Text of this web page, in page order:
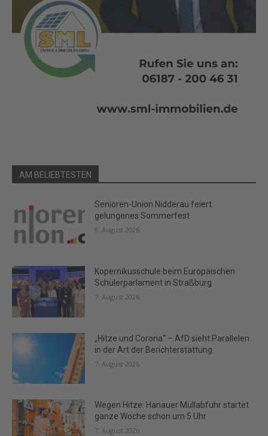
AM BELIEBTESTEN
Senioren-Union Nidderau feiert
gelungenes Sommerfest
8. August 2026
Kopernikusschule beim Europäischen
Schülerparlament in Straßburg
7. August 2026
„Hitze und Corona“ – AfD sieht Parallelen
in der Art der Berichterstattung
7. August 2026
Wegen Hitze: Hanauer Müllabfuhr startet
ganze Woche schon um 5 Uhr
7. August 2026